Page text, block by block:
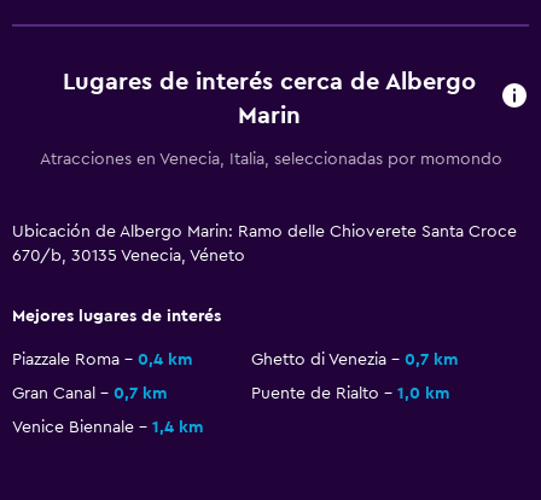
Unidad ubicada en la planta baja
Departamento privado en el edificio
Habitación hipoalergénica
Plantas superiores accesibles por escaleras
Sistema de entretenimiento
Lugares de interés cerca de Albergo
Marin
Atracciones en Venecia, Italia, seleccionadas por momondo
Ubicación de Albergo Marin: Ramo delle Chioverete Santa Croce
670/b, 30135 Venecia, Véneto
Mejores lugares de interés
Piazzale Roma 0,4 km Ghetto di Venezia
0,7 km
Gran Canal
0,7 km Puente de Rialto
1,0 km
Venice Biennale
1,4 km